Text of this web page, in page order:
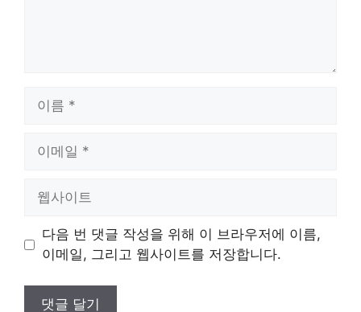
트
다음 번 댓글 작성을 위해 이 브라우저에 이름,
이메일, 그리고 웹사이트를 저장합니다.